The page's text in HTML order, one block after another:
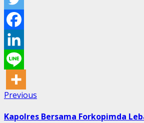
Post
navigation
Previous
Kapolres Bersama Forkopimda